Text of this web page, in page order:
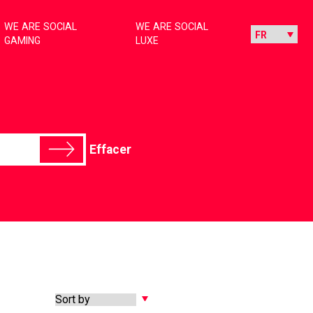
WE ARE SOCIAL
GAMING
WE ARE SOCIAL
LUXE
Effacer